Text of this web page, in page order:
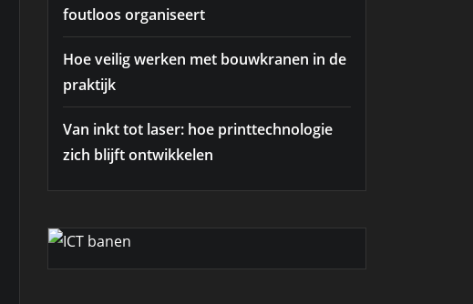
foutloos organiseert
Hoe veilig werken met bouwkranen in de
praktijk
Van inkt tot laser: hoe printtechnologie
zich blijft ontwikkelen